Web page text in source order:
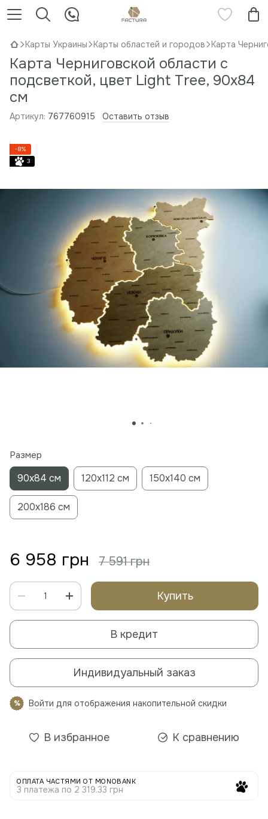
Карты Украины Карты областей и городов Карта
Карта Черниговской области с
подсветкой, цвет Light Tree, 90х84
см
Артикул: 767760915 Оставить отзыв
−8%
3
Размер
90х84 см 120х112 см 150х140 см
200х186 см
6 958 грн 7 591 грн
Купить
В кредит
Индивидуальный заказ
% Войти для отображения накопительной скидки
В избранное К сравнению
ОПЛАТА ЧАСТЯМИ ОТ MONOBANK
3 платежа по 2 319.33 грн